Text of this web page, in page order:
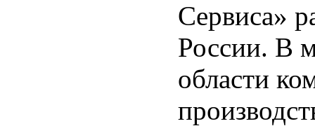
Сервиса»
России. В
области